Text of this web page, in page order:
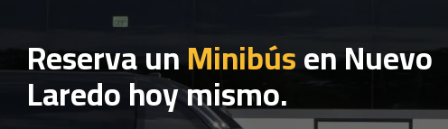
Reserva unMinibúsen Nuevo
Laredo hoy mismo.